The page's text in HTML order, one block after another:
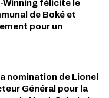
Winning félicite le
de Boké et
pour un
nomination de Lionel
Général pour la